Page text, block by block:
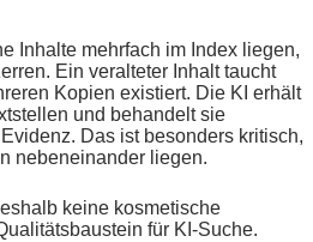
Inhalte mehrfach im Index liegen,
Ein veralteter Inhalt taucht
Kopien existiert. Die KI erhält
und behandelt sie
Das ist besonders kritisch,
nebeneinander liegen.
keine kosmetische
für KI-Suche.